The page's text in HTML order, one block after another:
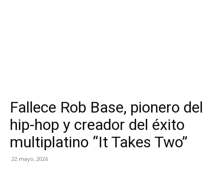
Fallece Rob Base, pionero del
hip-hop y creador del éxito
multiplatino “It Takes Two”
22 mayo, 2026